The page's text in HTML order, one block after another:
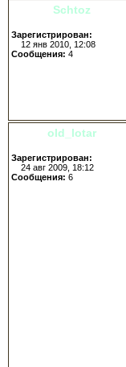
Schtoz
Зарегистрирован:
12 янв 2010, 12:08
Сообщения: 4
old_lotar
Зарегистрирован:
24 авг 2009, 18:12
Сообщения: 6